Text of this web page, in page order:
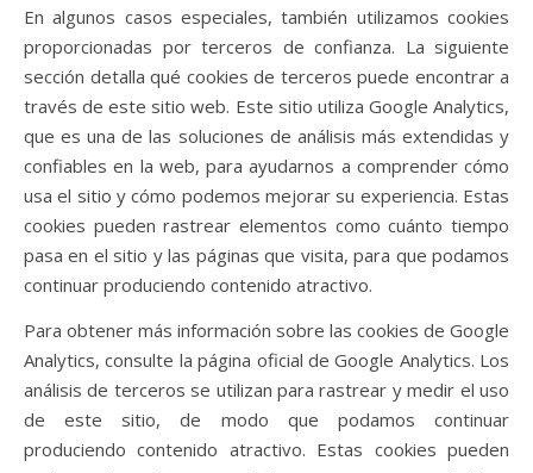
En algunos casos especiales, también utilizamos cookies
proporcionadas por terceros de confianza. La siguiente
sección detalla qué cookies de terceros puede encontrar a
través de este sitio web. Este sitio utiliza Google Analytics,
que es una de las soluciones de análisis más extendidas y
confiables en la web, para ayudarnos a comprender cómo
usa el sitio y cómo podemos mejorar su experiencia. Estas
cookies pueden rastrear elementos como cuánto tiempo
pasa en el sitio y las páginas que visita, para que podamos
continuar produciendo contenido atractivo.
Para obtener más información sobre las cookies de Google
Analytics, consulte la página oficial de Google Analytics. Los
análisis de terceros se utilizan para rastrear y medir el uso
de este sitio, de modo que podamos continuar
produciendo contenido atractivo. Estas cookies pueden